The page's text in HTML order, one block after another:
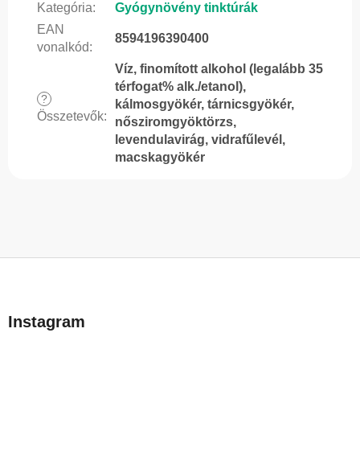
Kategória:
Gyógynövény tinktúrák
EAN
vonalkód:
8594196390400
?
Összetevők:
Víz, finomított alkohol (legalább 35
térfogat% alk./etanol),
kálmosgyökér, tárnicsgyökér,
nősziromgyöktörzs,
levendulavirág, vidrafűlevél,
macskagyökér
bInstagram